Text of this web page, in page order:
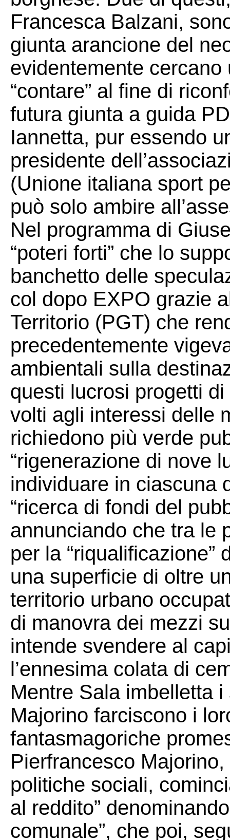
Francesca Balzani,
giunta arancione del
evidentemente
“contare” al fine di
futura giunta a guida
Iannetta, pur essendo
presidente
(Unione italiana sport
può solo ambire
Nel programma di
“poteri forti” che lo
banchetto delle
col dopo EXPO grazie
Territorio (PGT) che
precedentemente
ambientali sulla
questi lucrosi progetti
volti agli interessi delle
richiedono più verde
“rigenerazione di nove
individuare in ciascuna
“ricerca di fondi del
annunciando che tra le
per la “riqualificazione”
una superficie di oltre
territorio urbano
di manovra dei mezzi
intende svendere al
l’ennesima colata di
Mentre Sala imbelletta
Majorino farciscono i
fantasmagoriche
Pierfrancesco
politiche sociali,
al reddito”
comunale”, che poi,